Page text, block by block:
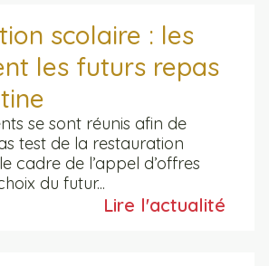
scolaire : les
les futurs repas
se sont réunis afin de
test de la restauration
cadre de l’appel d’offres
du futur...
Lire l'actualité